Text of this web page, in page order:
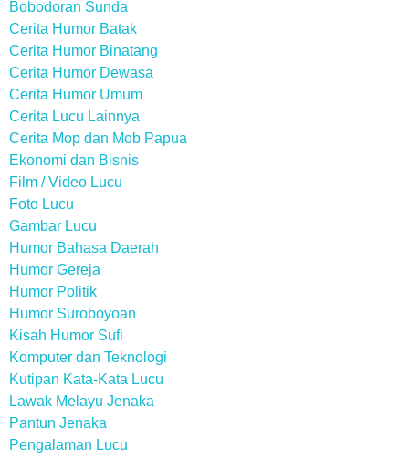
Bobodoran Sunda
Cerita Humor Batak
Cerita Humor Binatang
Cerita Humor Dewasa
Cerita Humor Umum
Cerita Lucu Lainnya
Cerita Mop dan Mob Papua
Ekonomi dan Bisnis
Film / Video Lucu
Foto Lucu
Gambar Lucu
Humor Bahasa Daerah
Humor Gereja
Humor Politik
Humor Suroboyoan
Kisah Humor Sufi
Komputer dan Teknologi
Kutipan Kata-Kata Lucu
Lawak Melayu Jenaka
Pantun Jenaka
Pengalaman Lucu